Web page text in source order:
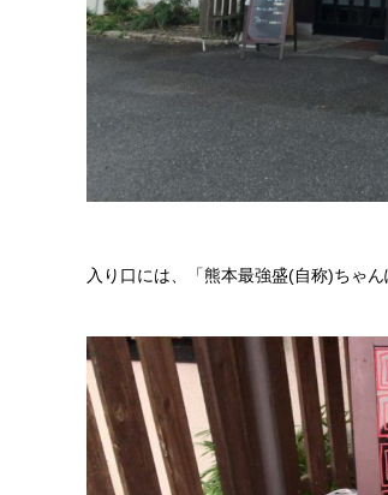
入り口には、「熊本最強盛(自称)ちゃ